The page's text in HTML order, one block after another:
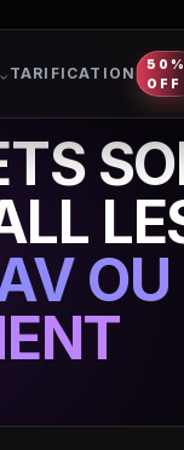
TARIFICATION
50%
OFF